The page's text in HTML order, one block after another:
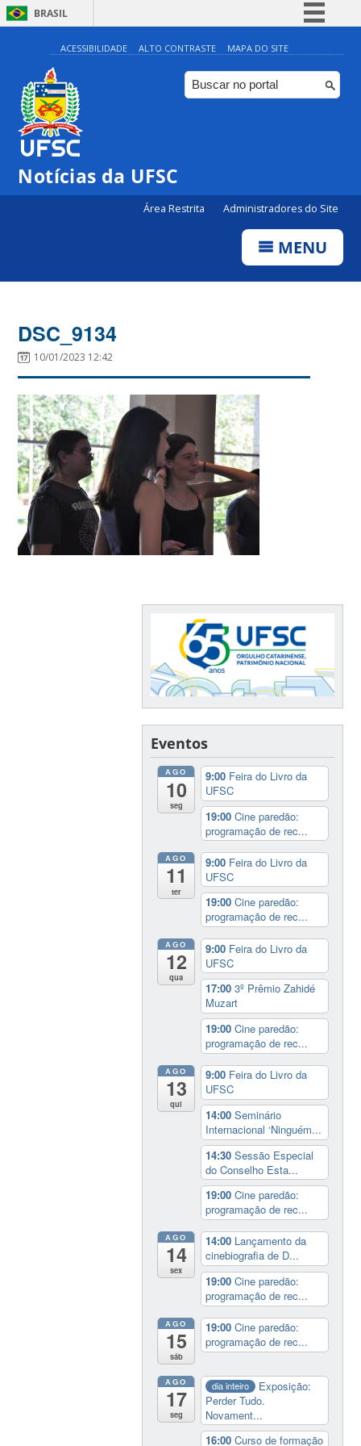
BRASIL
Simplifique!
Comunica BR
Participe
ACESSIBILIDADE ALTO CONTRASTE MAPA DO SITE
Notícias da UFSC
Área Restrita Administradores do Site
MENU
DSC_9134
10/01/2023 12:42
Eventos
AGO
10
seg
9:00 Feira do Livro da
UFSC
19:00Cine paredão:
programação de rec...
AGO
11
ter
9:00 Feira do Livro da
UFSC
19:00Cine paredão:
programação de rec...
AGO
12
qua
9:00 Feira do Livro da
UFSC
17:003º Prêmio Zahidé
Muzart
19:00Cine paredão:
programação de rec...
AGO
13
qui
9:00 Feira do Livro da
UFSC
14:00Seminário
Internacional ‘Ninguém...
14:30Sessão Especial
do Conselho Esta...
19:00Cine paredão:
programação de rec...
AGO
14
sex
14:00 Lançamento da
cinebiografia de D...
19:00Cine paredão:
programação de rec...
AGO
15
sáb
19:00Cine paredão:
programação de rec...
AGO
17
seg
dia inteiro
Exposição:
Perder Tudo.
Novament...
16:00Curso de formação